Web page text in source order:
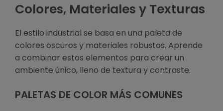
Colores, Materiales y Texturas
El estilo industrial se basa en una paleta de
colores oscuros y materiales robustos. Aprende
a combinar estos elementos para crear un
ambiente único, lleno de textura y contraste.
PALETAS DE COLOR MÁS COMUNES